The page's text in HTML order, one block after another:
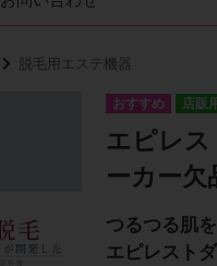
脱毛用エステ機器
店販
エピレ
ーカー欠
つるつる肌
エピレスト